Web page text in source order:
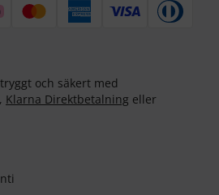
och säkert med
Klarna Direktbetalning eller